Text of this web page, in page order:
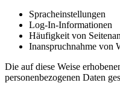
Spracheinstellungen
Log-In-Informationen
Häufigkeit von
Inanspruchnahme von
Die auf diese Weise
personenbezogenen Daten